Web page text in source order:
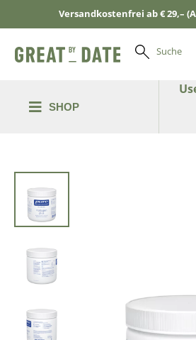
Versandkostenfrei ab € 29,–
Suche
SHOP